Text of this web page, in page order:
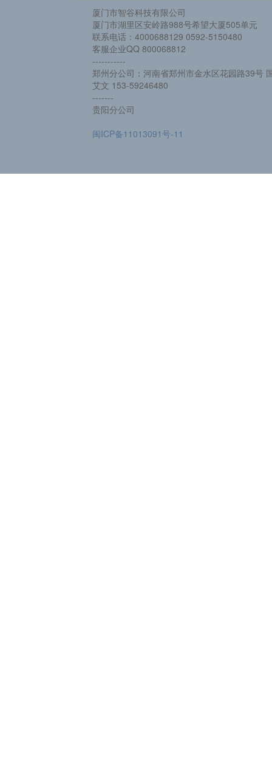
厦门市智谷科技有限公司
厦门市湖里区安岭路988号希望大厦505单元
联系电话：4000688129 0592-5150480
客服企业QQ 800068812
-----------
郑州分公司：河南省郑州市金水区花园路39号
艾文 153-59246480
-------
贵阳分公司
闽ICP备11013091号-11